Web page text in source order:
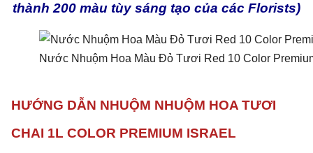
thành 200 màu tùy sáng tạo của các Florists)
Nước Nhuộm Hoa Màu Đỏ Tươi Red 10 Color
HƯỚNG DẪN NHUỘM NHUỘM HOA TƯƠI
CHAI 1L COLOR PREMIUM ISRAEL